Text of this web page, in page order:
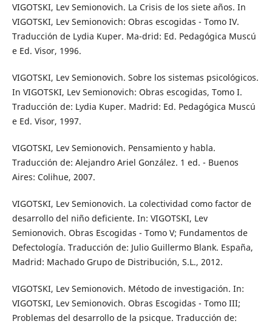
VIGOTSKI, Lev Semionovich. La Crisis de los siete años. In
VIGOTSKI, Lev Semionovich: Obras escogidas - Tomo IV.
Traducción de Lydia Kuper. Ma-drid: Ed. Pedagógica Muscú
e Ed. Visor, 1996.
VIGOTSKI, Lev Semionovich. Sobre los sistemas psicológicos.
In VIGOTSKI, Lev Semionovich: Obras escogidas, Tomo I.
Traducción de: Lydia Kuper. Madrid: Ed. Pedagógica Muscú
e Ed. Visor, 1997.
VIGOTSKI, Lev Semionovich. Pensamiento y habla.
Traducción de: Alejandro Ariel González. 1 ed. - Buenos
Aires: Colihue, 2007.
VIGOTSKI, Lev Semionovich. La colectividad como factor de
desarrollo del niño deficiente. In: VIGOTSKI, Lev
Semionovich. Obras Escogidas - Tomo V; Fundamentos de
Defectología. Traducción de: Julio Guillermo Blank. España,
Madrid: Machado Grupo de Distribución, S.L., 2012.
VIGOTSKI, Lev Semionovich. Método de investigación. In:
VIGOTSKI, Lev Semionovich. Obras Escogidas - Tomo III;
Problemas del desarrollo de la psicque. Traducción de: